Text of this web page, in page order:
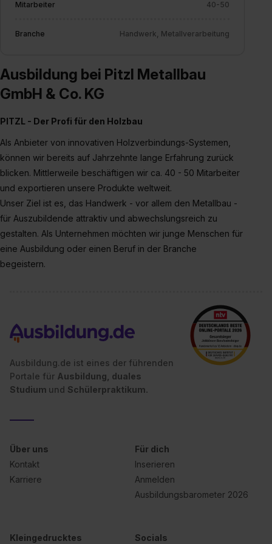
Einzelfall bei dem jeweiligen Inhalt erteilen. Willst du nur
Auswahl über die Checkboxen und klick auf „Auswahl
erlauben“. Die Einwilligung zur Platzierung von Cookies
der Kategorien „Präferenzen“, „Statistiken“ und „Social
S. 1 lit. a) DS-GVO). Die USA verfügen über kein
angemessenes Datenschutzniveau (EuGH – Schrems
II). Du kannst die von dir erteilte Einwilligung jederzeit mit
Wirkung für die Zukunft ganz oder teilweise über unsere
Datenschutzerklärung unter dem Punkt „Datenschutz-
Einstellungen“ widerrufen. Weitere Informationen zu den
einzelnen Cookies findest du durch Klick auf „Details
zeigen“. Weitere Informationen:Datenschutzerklärung
Impressum
Mitarbeiter 40-50
Branche Handwerk, Metallverarbeitung
Ausbildung bei Pitzl Metallbau
GmbH & Co. KG
PITZL - Der Profi für den Holzbau
Als Anbieter von innovativen Holzverbindungs-Systemen,
können wir bereits auf Jahrzehnte lange Erfahrung zurück
blicken. Mittlerweile beschäftigen wir ca. 40 - 50 Mitarbeiter
und exportieren unsere Produkte weltweit.
Unser Ziel ist es, das Handwerk - vor allem den Metallbau -
für Auszubildende attraktiv und abwechslungsreich zu
gestalten. Als Unternehmen möchten wir junge Menschen für
eine Ausbildung oder einen Beruf in der Branche
begeistern.
Ausbildung.de ist eines der führenden
Portale für Ausbildung, duales
Studium und Schülerpraktikum.
Über uns
Kontakt
Karriere
Für dich
Inserieren
Anmelden
Ausbildungsbarometer 2026
Kleingedrucktes Socials